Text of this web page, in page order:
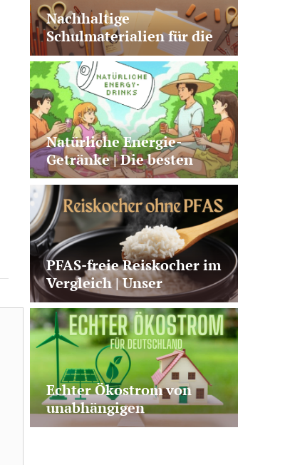
Nachhaltige
Schulmaterialien für die
1. Klasse | 10 sinnvolle
Produkte
Natürliche Energie-
Getränke | Die besten
Alternativen zu Kaffee +
klassischen Energy
Drinks
PFAS-freie Reiskocher im
Vergleich | Unser
Testsieger von Panasonic
+ 2 gute Alternativen
Echter Ökostrom von
unabhängigen
Stromanbietern – Test &